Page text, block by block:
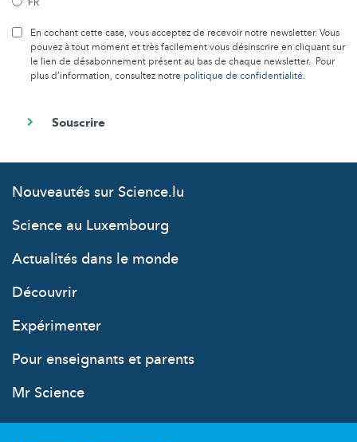
En cochant cette case, vous acceptez de recevoir notre newsletter. Vous
pouvez à tout moment et très facilement vous désinscrire en cliquant sur
le lien de désabonnement présent au bas de chaque newsletter. Pour
plus d’information, consultez notre politique de confidentialité.
Nouveautés sur Science.lu
Science au Luxembourg
Actualités dans le monde
Découvrir
Expérimenter
Pour enseignants et parents
Mr Science